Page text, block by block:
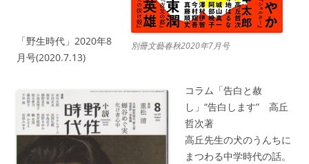
別冊文藝春秋2020年7月号
「野生時代」2020年8
月号(2020.7.13)
コラム「告白と赦
し」“告白します” 高丘
哲次著
高丘先生の犬のうんちに
まつわる中学時代の話。